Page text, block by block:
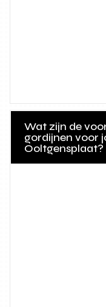
Wat zijn de
gordijnen voor
Ooltgensplaat?